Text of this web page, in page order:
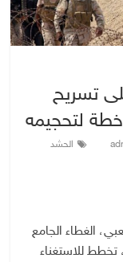
تسريح
لتحجيمه
الحشد
الغطاء الجامع
للاستغناء